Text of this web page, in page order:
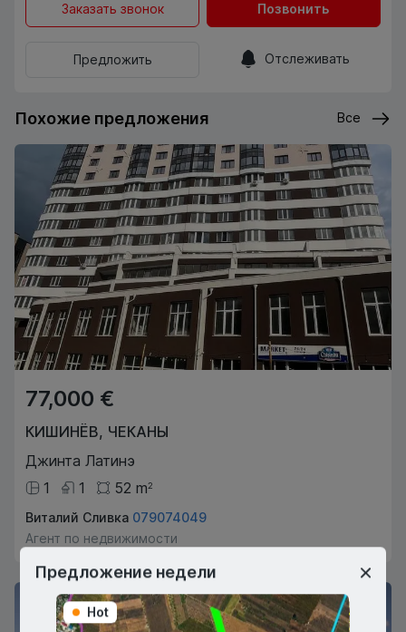
Заказать звонок Позвонить
Предложить Отслеживать
Похожие предложения Все
77,000 €
КИШИНЁВ, ЧЕКАНЫ
Джинта Латинэ
1
1 52 m2
Виталий Сливка 079074049
Агент по недвижимости
Предложение недели
Hot